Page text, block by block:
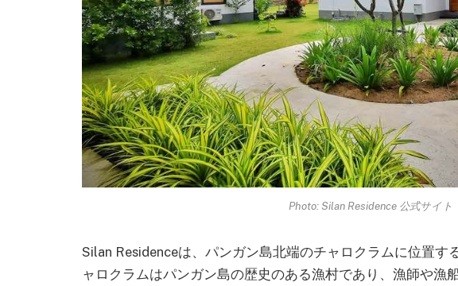
Photo: Silan Residence 公式サイト
Silan Residenceは、パンガン島北端のチャロクラムに位置す
ャロクラムはパンガン島の歴史のある漁村であり、漁師や漁